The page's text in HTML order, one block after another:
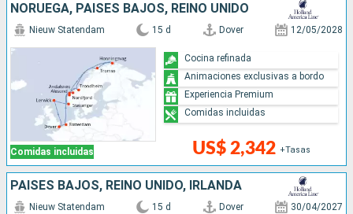
NORUEGA, PAISES BAJOS, REINO UNIDO
Comidas incluidas
Nieuw Statendam 15 d Dover 12/05/2028
US$ 2,342 +Tasas
Cocina refinada
Animaciones exclusivas a bordo
Experiencia Premium
Comidas incluidas
PAISES BAJOS, REINO UNIDO, IRLANDA
Nieuw Statendam 15 d Dover 30/04/2027